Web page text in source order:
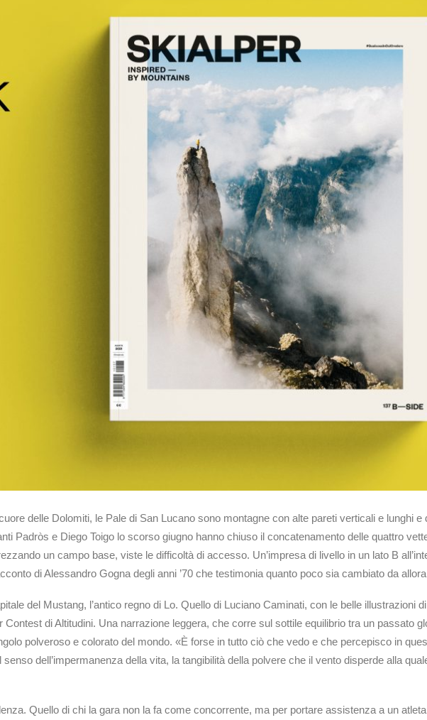
delle Dolomiti, le Pale di San Lucano sono montagne con alte pareti verticali e lunghi
Padròs e Diego Toigo lo scorso giugno hanno chiuso il concatenamento delle quattro
un campo base, viste le difficoltà di accesso. Un’impresa di livello in un lato B
di Alessandro Gogna degli anni ’70 che testimonia quanto poco sia cambiato da
del Mustang, l’antico regno di Lo. Quello di Luciano Caminati, con le belle illustrazioni
di Altitudini. Una narrazione leggera, che corre sul sottile equilibrio tra un passato
polveroso e colorato del mondo. «È forse in tutto ciò che vedo e che percepisco in
dell’impermanenza della vita, la tangibilità della polvere che il vento disperde alla
Quello di chi la gara non la fa come concorrente, ma per portare assistenza a un